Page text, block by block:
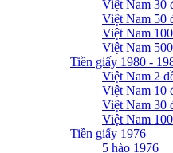
Việt Nam 30
Việt Nam 50
Việt Nam
Việt Nam
Tiền giấy 1980 -
Việt Nam 2
Việt Nam 10
Việt Nam 30
Việt Nam
Tiền giấy 1976
5 hào 1976